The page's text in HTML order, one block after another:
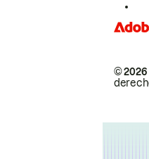
© 2026